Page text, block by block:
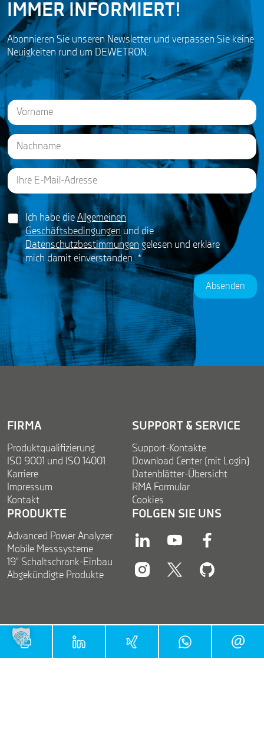
IMMER INFORMIERT!
Abonnieren Sie unseren Newsletter und verpassen Sie keine
Neuigkeiten rund um DEWETRON.
N
a
m
e
*
First
Last
E
m
a
l
e
*
*
G
D
R
A
e
e
n
t
*
Ich habe die Allgemeinen
Geschäftsbedingungenund die
Datenschutzbestimmungengelesen und erkläre
mich damit einverstanden.*
Absenden
FIRMA
Produktqualifizierung
ISO 9001 und ISO 14001
Karriere
Impressum
Kontakt
SUPPORT & SERVICE
Support-Kontakte
Download Center (mit Login)
Datenblätter-Übersicht
RMA Formular
Cookies
PRODUKTE
Advanced Power Analyzer
Mobile Messsysteme
19” Schaltschrank-Einbau
Abgekündigte Produkte
FOLGEN SIE UNS
linkedinyoutubefacebook
instagramtwitter twitter
COPYRIGHT © 2026 DEWETRON GMBH |
PARKRING 4 | 8074 GRAMBACH | AUSTRIA